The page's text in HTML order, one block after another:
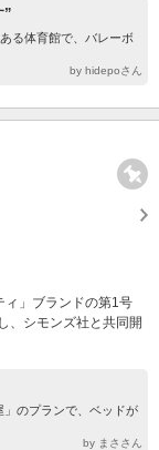
”
る体育館で、バレーボ
by hidepoさん
ィ」ブランドの第1号
、シモンズ社と共同開
のプランで、ベッドが
by まささん